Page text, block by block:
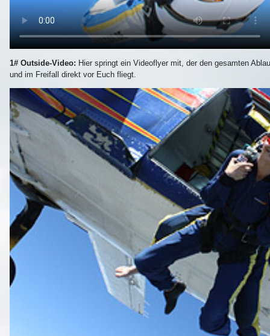
1# Outside-Video: Hier springt ein Videoflyer mit, der den gesamten
und im Freifall direkt vor Euch fliegt.